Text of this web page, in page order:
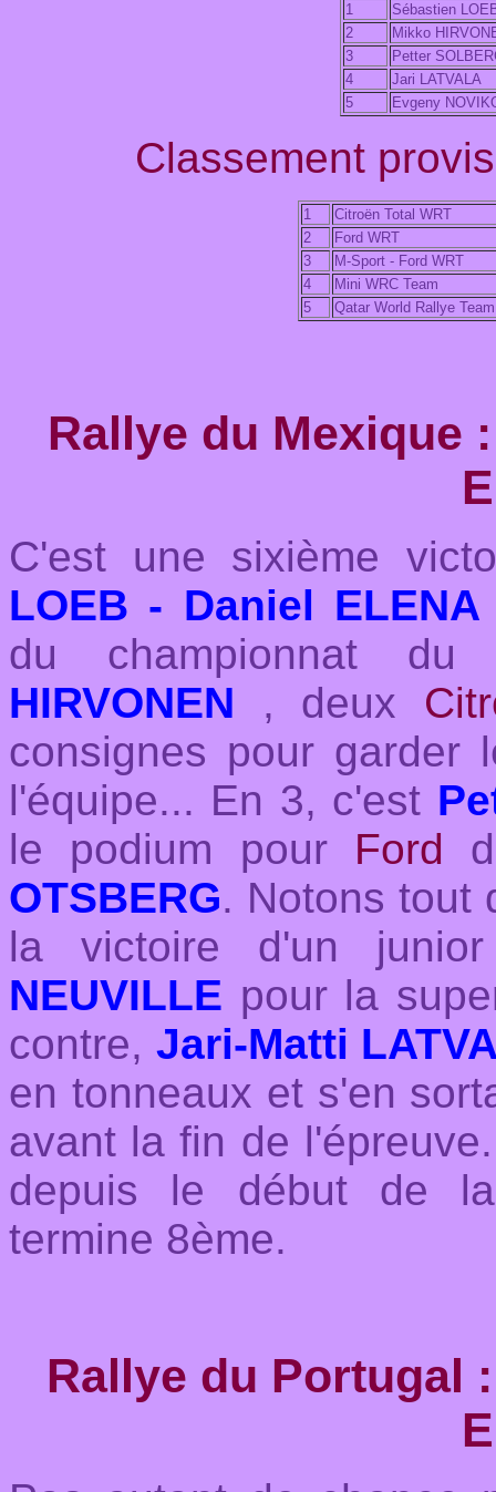
1
Sébastien
2
Mikko
3
Petter
4
Jari LATVALA
5
Evgeny
Classement
1
Citroën Total WRT
2
Ford WRT
3
M-Sport - Ford WRT
4
Mini WRC Team
5
Qatar World Rallye Team
Rallye du Mexique
C'est une sixième
LOEB - Daniel ELENA
du championnat
HIRVONEN , deux
consignes pour garder
l'équipe... En 3, c'est
le podium pour Ford
OTSBERG. Notons tout
la victoire d'un
NEUVILLE pour la
contre, Jari-Matti
en tonneaux et s'en
avant la fin de
depuis le début de
termine 8ème.
Rallye du Portugal